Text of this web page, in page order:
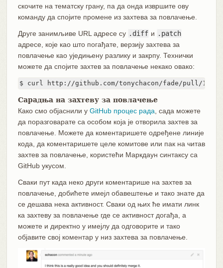
скочите на тематску грану, па да онда извршите ову
команду да спојите промене из захтева за повлачење.
Друге занимљиве URL адресе су .diff и .patch
адресе, које као што погађате, верзију захтева за
повлачење као уједињену разлику и закрпу. Технички
можете да спојите захтев за повлачење некако овако:
$ curl http://github.com/tonychacon/fade/pull/
Сарадња на захтеву за повлачење
Како смо објаснили у GitHub процес рада, сада можете
да поразговарате са особом која је отворила захтев за
повлачење. Можете да коментаришете одређене линије
кода, да коментаришете целе комитове или пак на читав
захтев за повлачење, користећи Маркдаун синтаксу са
GitHub укусом.
Сваки пут када неко други коментарише на захтев за
повлачење, добићете имејл обавештење и тако знате да
се дешава нека активност. Сваки од њих ће имати линк
ка захтеву за повлачење где се активност догађа, а
можете и директно у имејлу да одговорите и тако
објавите свој коментар у низ захтева за повлачење.